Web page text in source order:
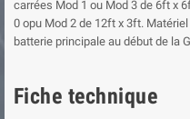
carrées Mod 1 ou Mod 3 de 6ft x
0 opu Mod 2 de 12ft x 3ft.
batterie principale au début de la
Fiche technique